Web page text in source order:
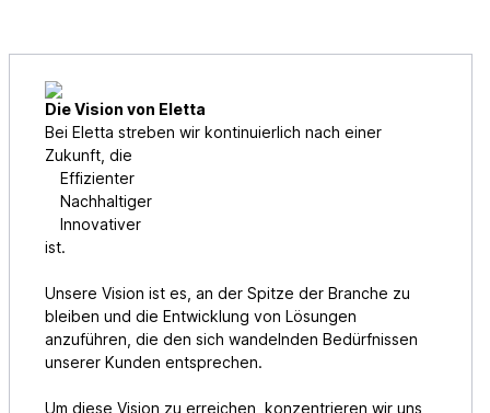
Die Vision von Eletta
Bei Eletta streben wir kontinuierlich nach einer
Zukunft, die
Effizienter
Nachhaltiger
Innovativer
ist.
Unsere Vision ist es, an der Spitze der Branche zu
bleiben und die Entwicklung von Lösungen
anzuführen, die den sich wandelnden Bedürfnissen
unserer Kunden entsprechen.
Um diese Vision zu erreichen, konzentrieren wir uns